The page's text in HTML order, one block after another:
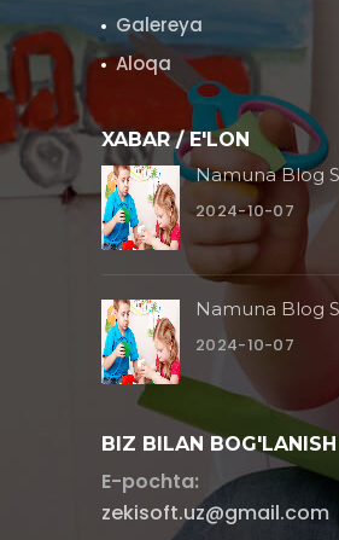
Galereya
Aloqa
XABAR / E'LON
Namuna Blog
2024-10-07
Namuna Blog
2024-10-07
BIZ BILAN BOG'LANISH
E-pochta:
zekisoft.uz@gmail.com